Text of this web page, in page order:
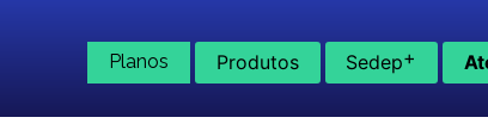
Planos Produtos Sedep+